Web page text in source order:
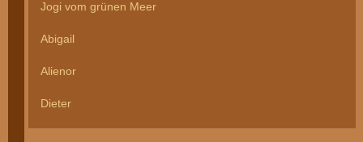
Jogi vom grünen Meer
Abigail
Alienor
Dieter